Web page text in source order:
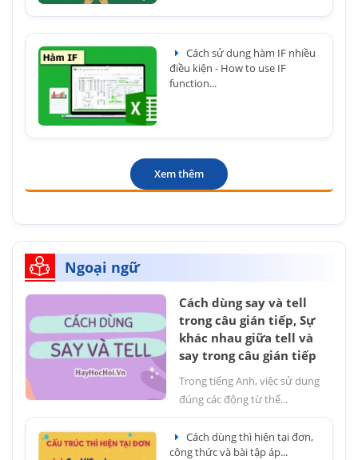
Cách sử dụng hàm IF nhiều
điều kiện - How to use IF
function...
Xem thêm
Ngoại ngữ
Cách dùng say và tell
trong câu gián tiếp, Sự
khác nhau giữa tell và
say trong câu gián tiếp
Trong tiếng Anh, việc sử dụng
đúng các động từ thể...
Cách dùng thì hiện tại đơn,
công thức và bài tập áp...